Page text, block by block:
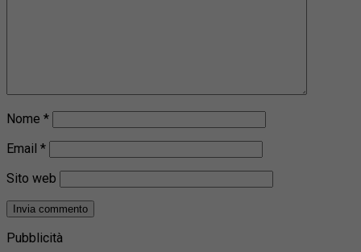
Nome *
Email *
Sito web
Pubblicità